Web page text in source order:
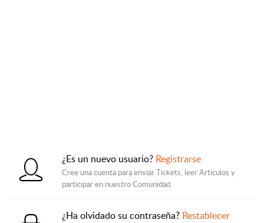
¿Es un nuevo usuario? Registrarse
Cree una cuenta para enviar Tickets, leer Artículos y
participar en nuestro Comunidad.
¿Ha olvidado su contraseña? Restablecer